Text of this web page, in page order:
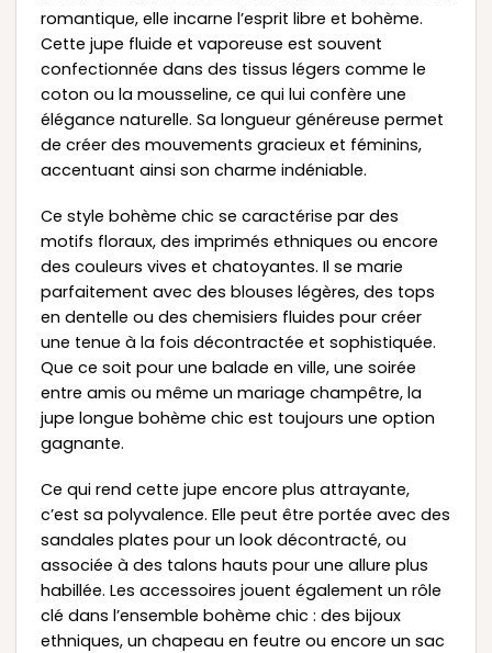
romantique, elle incarne l’esprit libre et bohème.
Cette jupe fluide et vaporeuse est souvent
confectionnée dans des tissus légers comme le
coton ou la mousseline, ce qui lui confère une
élégance naturelle. Sa longueur généreuse permet
de créer des mouvements gracieux et féminins,
accentuant ainsi son charme indéniable.
Ce style bohème chic se caractérise par des
motifs floraux, des imprimés ethniques ou encore
des couleurs vives et chatoyantes. Il se marie
parfaitement avec des blouses légères, des tops
en dentelle ou des chemisiers fluides pour créer
une tenue à la fois décontractée et sophistiquée.
Que ce soit pour une balade en ville, une soirée
entre amis ou même un mariage champêtre, la
jupe longue bohème chic est toujours une option
gagnante.
Ce qui rend cette jupe encore plus attrayante,
c’est sa polyvalence. Elle peut être portée avec des
sandales plates pour un look décontracté, ou
associée à des talons hauts pour une allure plus
habillée. Les accessoires jouent également un rôle
clé dans l’ensemble bohème chic : des bijoux
ethniques, un chapeau en feutre ou encore un sac